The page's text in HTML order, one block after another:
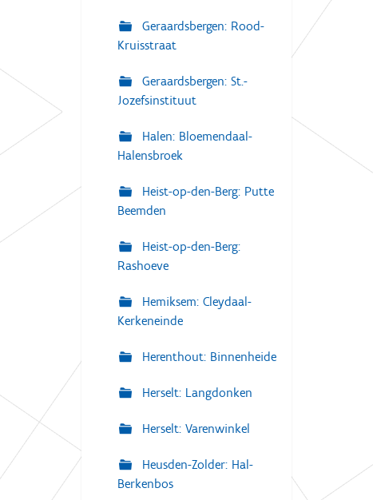
Geraardsbergen: Rood-
Kruisstraat
Geraardsbergen: St.-
Jozefsinstituut
Halen: Bloemendaal-
Halensbroek
Heist-op-den-Berg: Putte
Beemden
Heist-op-den-Berg:
Rashoeve
Hemiksem: Cleydaal-
Kerkeneinde
Herenthout: Binnenheide
Herselt: Langdonken
Herselt: Varenwinkel
Heusden-Zolder: Hal-
Berkenbos